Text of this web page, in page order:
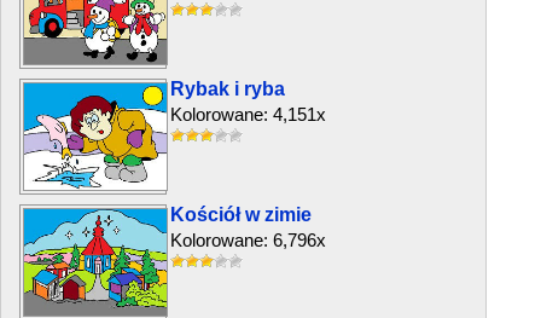
Rybak i ryba
Kolorowane: 4,151x
Kościół w zimie
Kolorowane: 6,796x